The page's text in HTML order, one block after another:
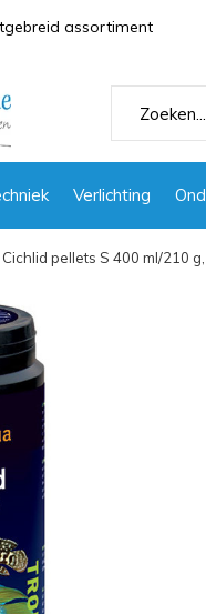
Verlichting
assortiment
Cichlid pellets S 400 ml/210